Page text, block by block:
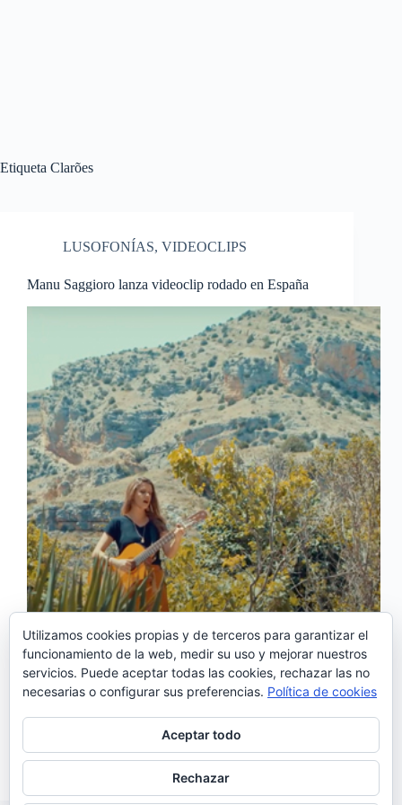
Etiqueta Clarões
LUSOFONÍAS, VIDEOCLIPS
Manu Saggioro lanza videoclip rodado en España
‘Cantos do fado’ es el nuevo single extraído de
«Clarões», el álbum de estreno de la cantante
brasileña Manu Saggioro cuyo videoclip se ha
grabado en España y más concretamente en
Albarracín y Belchite. El videoclip dirigido por Fons
Montevírgenes…
Noemí Sánchez
19/05/2020
Utilizamos cookies propias y de terceros para garantizar el
funcionamiento de la web, medir su uso y mejorar nuestros
servicios. Puede aceptar todas las cookies, rechazar las no
necesarias o configurar sus preferencias. Política de cookies
Aceptar todo
Rechazar